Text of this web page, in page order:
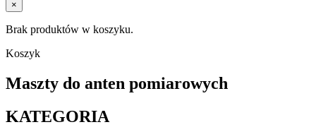
×
Brak produktów w koszyku.
Koszyk
Maszty do anten pomiarowych
KATEGORIA